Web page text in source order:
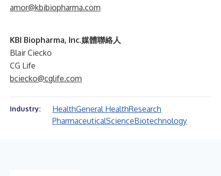
amor@kbibiopharma.com
KBI Biopharma, Inc.媒體聯絡人
Blair Ciecko
CG Life
bciecko@cglife.com
Industry: HealthGeneral HealthResearch
PharmaceuticalScienceBiotechnology